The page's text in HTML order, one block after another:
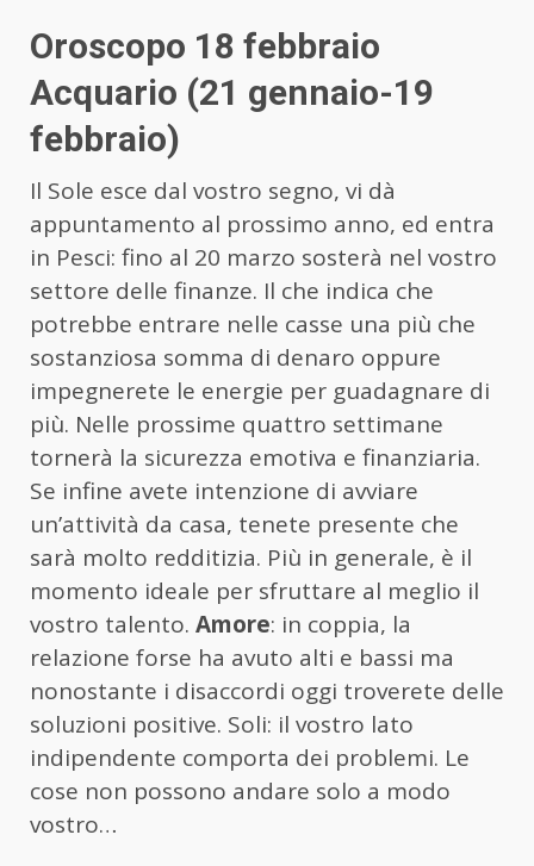
Oroscopo 18 febbraio
Acquario (21 gennaio-19
febbraio)
Il Sole esce dal vostro segno, vi dà
appuntamento al prossimo anno, ed entra
in Pesci: fino al 20 marzo sosterà nel vostro
settore delle finanze. Il che indica che
potrebbe entrare nelle casse una più che
sostanziosa somma di denaro oppure
impegnerete le energie per guadagnare di
più. Nelle prossime quattro settimane
tornerà la sicurezza emotiva e finanziaria.
Se infine avete intenzione di avviare
un’attività da casa, tenete presente che
sarà molto redditizia. Più in generale, è il
momento ideale per sfruttare al meglio il
vostro talento. Amore: in coppia, la
relazione forse ha avuto alti e bassi ma
nonostante i disaccordi oggi troverete delle
soluzioni positive. Soli: il vostro lato
indipendente comporta dei problemi. Le
cose non possono andare solo a modo
vostro…